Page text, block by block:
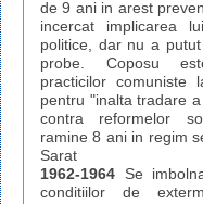
de 9 ani in arest
incercat implicarea
politice, dar nu a
probe. Coposu
practicilor comuniste
pentru "inalta tradare
contra reformelor
ramine 8 ani in regim
Sarat
1962-1964 Se
conditiilor de